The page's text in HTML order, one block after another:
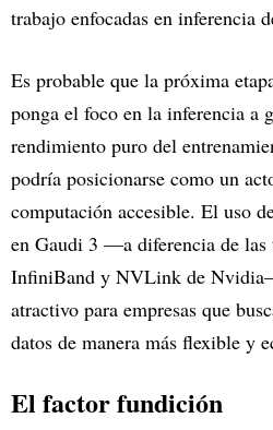
trabajo enfocadas en inferencia
Es probable que la próxima
ponga el foco en la inferencia a
rendimiento puro del
podría posicionarse como un
computación accesible. El uso
en Gaudi 3 —a diferencia de las
InfiniBand y NVLink de
atractivo para empresas que
datos de manera más flexible y
El factor fundición